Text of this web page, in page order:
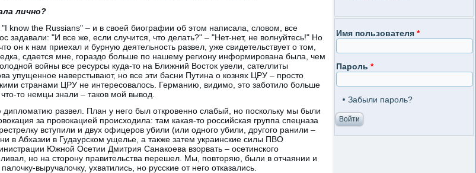
лично?
"I know the Russians" – и в своей биографии об этом написала, словом, все
задавали: "И все же, если случится, что делать?" – "Нет-нет, не волнуйтесь!" Но
он к нам приехал и бурную деятельность развел, уже свидетельствует о том,
сдается мне, гораздо больше по нашему региону информирована была, чем
войны все ресурсы куда-то на Ближний Восток увели, сателлиты
упущенное наверстывают, но все эти басни Путина о кознях ЦРУ – просто
странами ЦРУ не интересовалось. Германию, видимо, это заботило больше
то немцы знали – таков мой вывод.
развел. План у него был откровенно слабый, но поскольку мы были
за провокацией происходила: там какая-то российская группа спецназа
вступили и двух офицеров убили (или одного убили, другого ранили –
в Абхазии в Гудаурском ущелье, а также затем украинские силы ПВО
Южной Осетии Дмитрия Санакоева взорвать – осетинского
но на сторону правительства перешел. Мы, повторяю, были в отчаянии и
выручалочку, ухватились, но русские от него отказались.
Имя пользователя *
Пароль *
Забыли пароль?